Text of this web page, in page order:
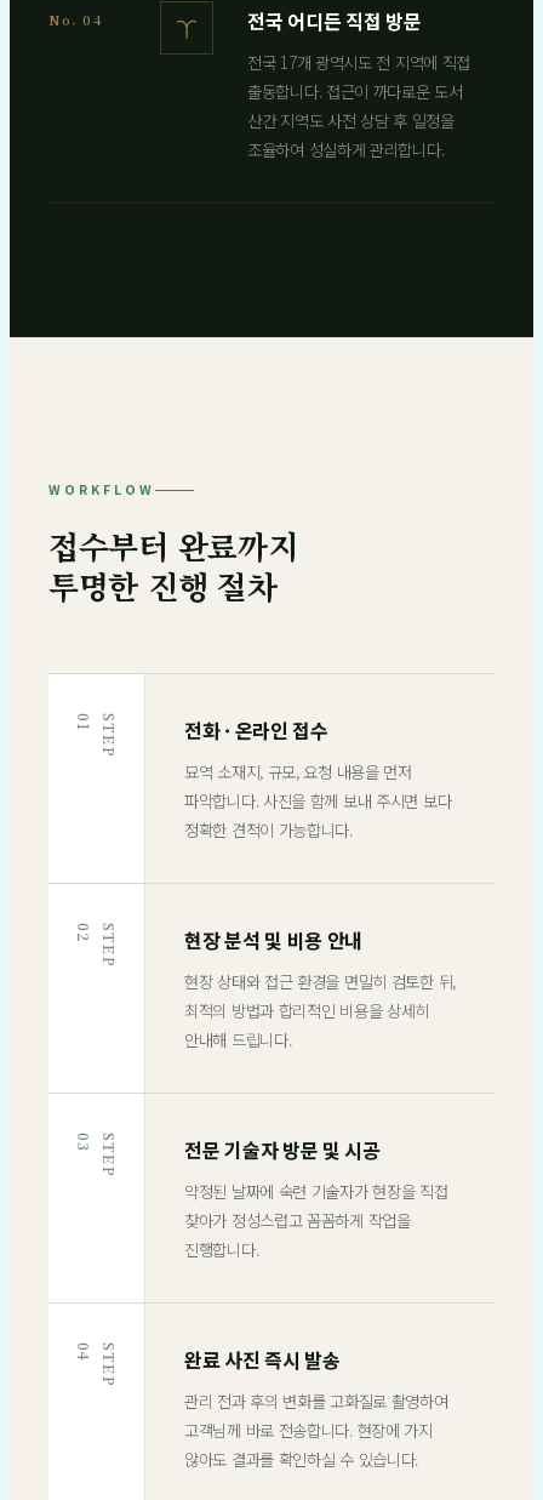
No. 04 전국 어디든 직접 방문
전국 17개 광역시도 전 지역에 직접
출동합니다. 접근이 까다로운 도서
산간 지역도 사전 상담 후 일정을
조율하여 성실하게 관리합니다.
WORKFLOW
접수부터 완료까지
투명한 진행 절차
S
T
E
P
0
1 전화 · 온라인 접수
묘역 소재지, 규모, 요청 내용을 먼저
파악합니다. 사진을 함께 보내 주시면 보다
정확한 견적이 가능합니다.
S
T
E
P
0
2 현장 분석 및 비용 안내
현장 상태와 접근 환경을 면밀히 검토한 뒤,
최적의 방법과 합리적인 비용을 상세히
안내해 드립니다.
S
T
E
P
0
3 전문 기술자 방문 및 시공
약정된 날짜에 숙련 기술자가 현장을 직접
찾아가 정성스럽고 꼼꼼하게 작업을
진행합니다.
S
T
E
P
0
4 완료 사진 즉시 발송
관리 전과 후의 변화를 고화질로 촬영하여
고객님께 바로 전송합니다. 현장에 가지
않아도 결과를 확인하실 수 있습니다.